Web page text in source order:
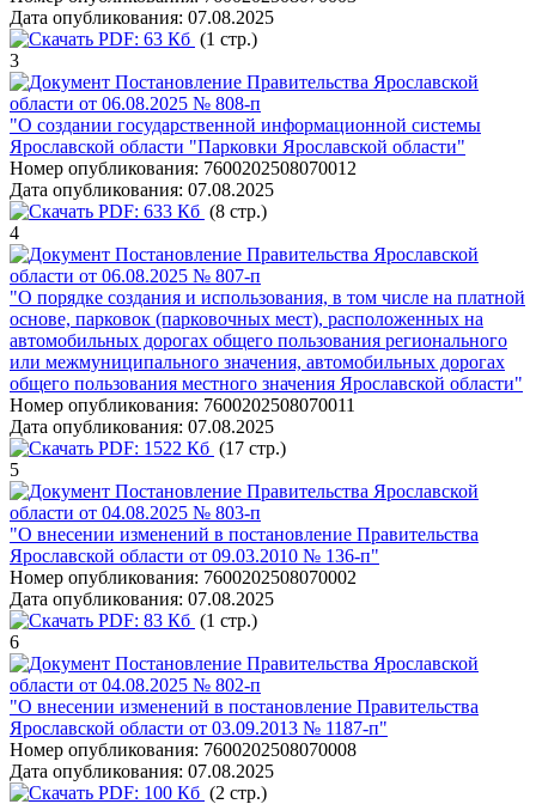
Дата опубликования: 07.08.2025
PDF: 63 Кб (1 стр.)
3
Постановление Правительства Ярославской
области от 06.08.2025 № 808-п
"О создании государственной информационной системы
Ярославской области "Парковки Ярославской области"
Номер опубликования: 7600202508070012
Дата опубликования: 07.08.2025
PDF: 633 Кб (8 стр.)
4
Постановление Правительства Ярославской
области от 06.08.2025 № 807-п
"О порядке создания и использования, в том числе на платной
основе, парковок (парковочных мест), расположенных на
автомобильных дорогах общего пользования регионального
или межмуниципального значения, автомобильных дорогах
общего пользования местного значения Ярославской области"
Номер опубликования: 7600202508070011
Дата опубликования: 07.08.2025
PDF: 1522 Кб (17 стр.)
5
Постановление Правительства Ярославской
области от 04.08.2025 № 803-п
"О внесении изменений в постановление Правительства
Ярославской области от 09.03.2010 № 136-п"
Номер опубликования: 7600202508070002
Дата опубликования: 07.08.2025
PDF: 83 Кб (1 стр.)
6
Постановление Правительства Ярославской
области от 04.08.2025 № 802-п
"О внесении изменений в постановление Правительства
Ярославской области от 03.09.2013 № 1187-п"
Номер опубликования: 7600202508070008
Дата опубликования: 07.08.2025
PDF: 100 Кб (2 стр.)